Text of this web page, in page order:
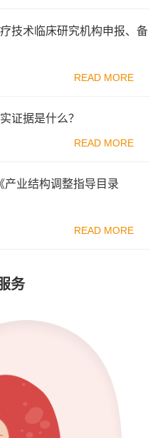
技术临床研究机构申报、备
READ MORE
证据是什么？
READ MORE
产业结构调整指导目录
READ MORE
务